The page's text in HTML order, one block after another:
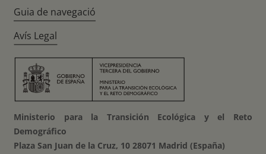
Guia de navegació
Avís Legal
Ministerio para la Transición Ecológica y el Reto
Demográfico
Plaza San Juan de la Cruz, 10 28071 Madrid (España)